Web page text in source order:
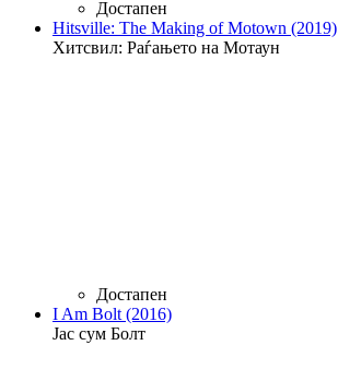
Достапен
Hitsville: The Making of Motown (2019)
Хитсвил: Раѓањето на Мотаун
Достапен
I Am Bolt (2016)
Јас сум Болт